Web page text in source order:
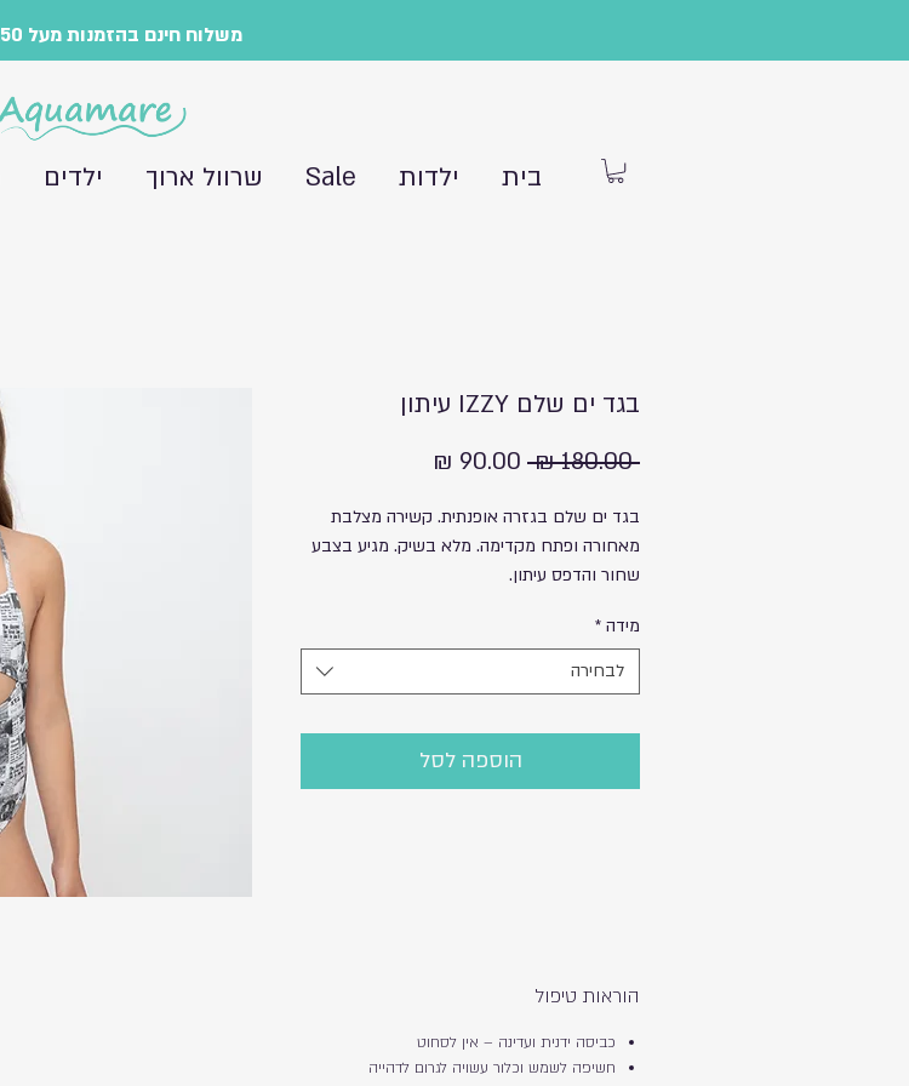
משלוח חינם בהזמנות מעל 250 ש"ח
בית ילדות Sale שרוול ארוך ילדים
בגד ים שלם IZZY עיתון
‏180.00 ‏₪
מחיר
בגד ים שלם בגזרה אופנתית. קשירה מצלבת
מאחורה ופתח מקדימה. מלא בשיק. מגיע בצבע
שחור והדפס עיתון.
מידה *
לבחירה
הוספה לסל
הוראות טיפול
כביסה ידנית ועדינה – אין לסחוט
חשיפה לשמש וכלור עשויה לגרום לדהייה